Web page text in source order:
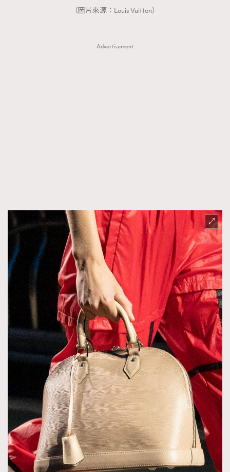
（圖片來源：Louis Vuitton）
Advertisement